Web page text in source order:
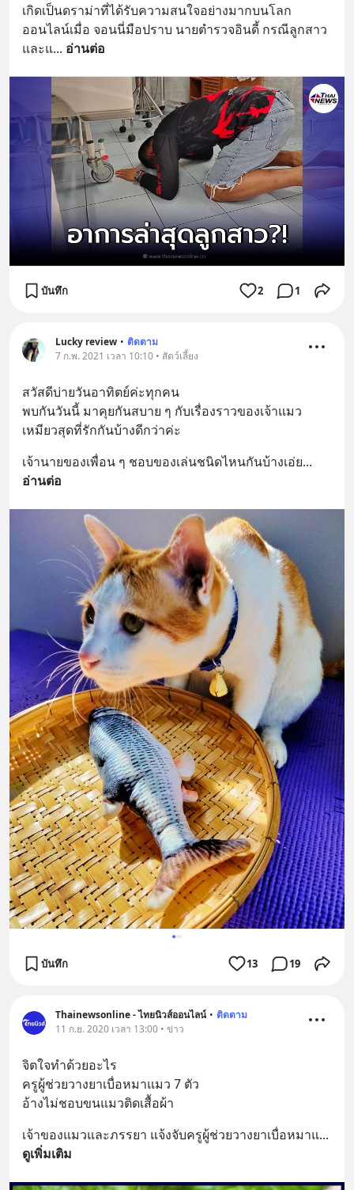
เกิดเป็นดราม่าที่ได้รับความสนใจอย่างมากบนโลก
ออนไลน์เมื่อ จอนนี่มือปราบ นายตำรวจอินดี้ กรณีลูกสาว
และแ... อ่านต่อ
บันทึก 2 1
Lucky review • ติดตาม
7 ก.พ. 2021 เวลา 10:10 • สัตว์เลี้ยง
สวัสดีบ่ายวันอาทิตย์ค่ะทุกคน
พบกันวันนี้ มาคุยกันสบาย ๆ กับเรื่องราวของเจ้าแมว
เหมียวสุดที่รักกันบ้างดีกว่าค่ะ
เจ้านายของเพื่อน ๆ ชอบของเล่นชนิดไหนกันบ้างเอ่ย
อ่านต่อ
บันทึก 13 19
Thainewsonline - ไทยนิวส์ออนไลน์ • ติดตาม
11 ก.ย. 2020 เวลา 13:00 • ข่าว
จิตใจทำด้วยอะไร
ครูผู้ช่วยวางยาเบื่อหมาแมว 7 ตัว
อ้างไม่ชอบขนแมวติดเสื้อผ้า
เจ้าของแมวและภรรยา แจ้งจับครูผู้ช่วยวางยาเบื่อหมาแ...
ดูเพิ่มเติม